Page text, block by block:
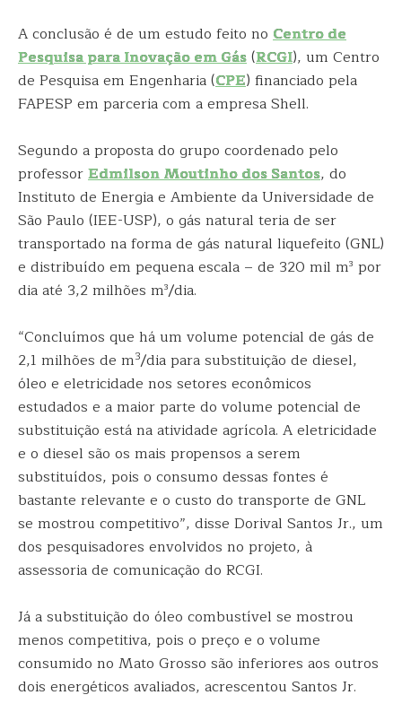
A conclusão é de um estudo feito no Centro de
Pesquisa para Inovação em Gás(RCGI), um Centro
de Pesquisa em Engenharia (CPE) financiado pela
FAPESP em parceria com a empresa Shell.
Segundo a proposta do grupo coordenado pelo
professorEdmilson Moutinho dos Santos, do
Instituto de Energia e Ambiente da Universidade de
São Paulo (IEE-USP), o gás natural teria de ser
transportado na forma de gás natural liquefeito (GNL)
e distribuído em pequena escala – de 320 mil m³ por
dia até 3,2 milhões m³/dia.
“Concluímos que há um volume potencial de gás de
2,1 milhões de m3/dia para substituição de diesel,
óleo e eletricidade nos setores econômicos
estudados e a maior parte do volume potencial de
substituição está na atividade agrícola. A eletricidade
e o diesel são os mais propensos a serem
substituídos, pois o consumo dessas fontes é
bastante relevante e o custo do transporte de GNL
se mostrou competitivo”, disse Dorival Santos Jr., um
dos pesquisadores envolvidos no projeto, à
assessoria de comunicação do RCGI.
Já a substituição do óleo combustível se mostrou
menos competitiva, pois o preço e o volume
consumido no Mato Grosso são inferiores aos outros
dois energéticos avaliados, acrescentou Santos Jr.